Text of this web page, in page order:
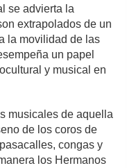
se advierta la
extrapolados de un
la movilidad de las
un papel
y musical en
musicales de aquella
de los coros de
congas y
los Hermanos